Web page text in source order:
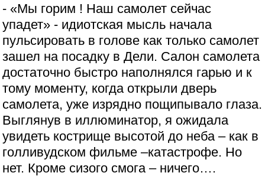
- «Мы горим ! Наш самолет сейчас
упадет» - идиотская мысль начала
пульсировать в голове как только самолет
зашел на посадку в Дели. Салон самолета
достаточно быстро наполнялся гарью и к
тому моменту, когда открыли дверь
самолета, уже изрядно пощипывало глаза.
Выглянув в иллюминатор, я ожидала
увидеть кострище высотой до неба – как в
голливудском фильме –катастрофе. Но
нет. Кроме сизого смога – ничего….